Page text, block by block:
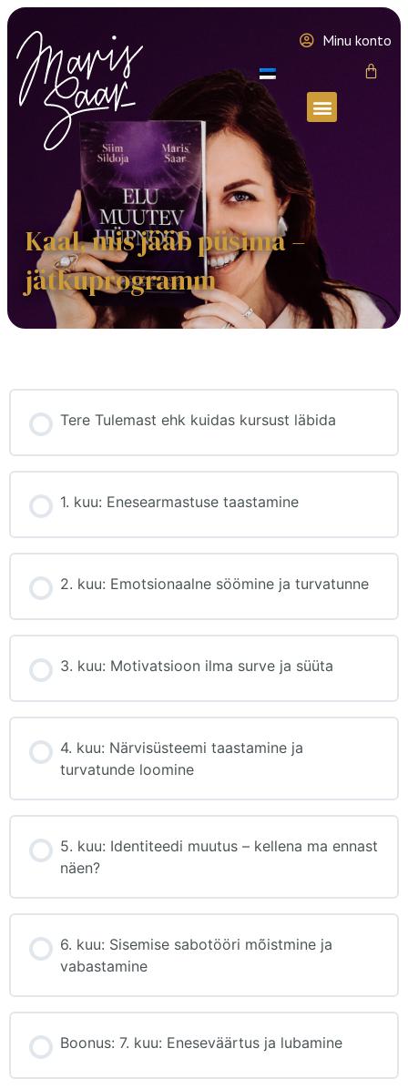
Minu konto
Kaal, mis jääb püsima –
jätkuprogramm
Tere Tulemast ehk kuidas kursust läbida
1. kuu: Enesearmastuse taastamine
2. kuu: Emotsionaalne söömine ja turvatunne
3. kuu: Motivatsioon ilma surve ja süüta
4. kuu: Närvisüsteemi taastamine ja
turvatunde loomine
5. kuu: Identiteedi muutus – kellena ma ennast
näen?
6. kuu: Sisemise sabotööri mõistmine ja
vabastamine
Boonus: 7. kuu: Eneseväärtus ja lubamine